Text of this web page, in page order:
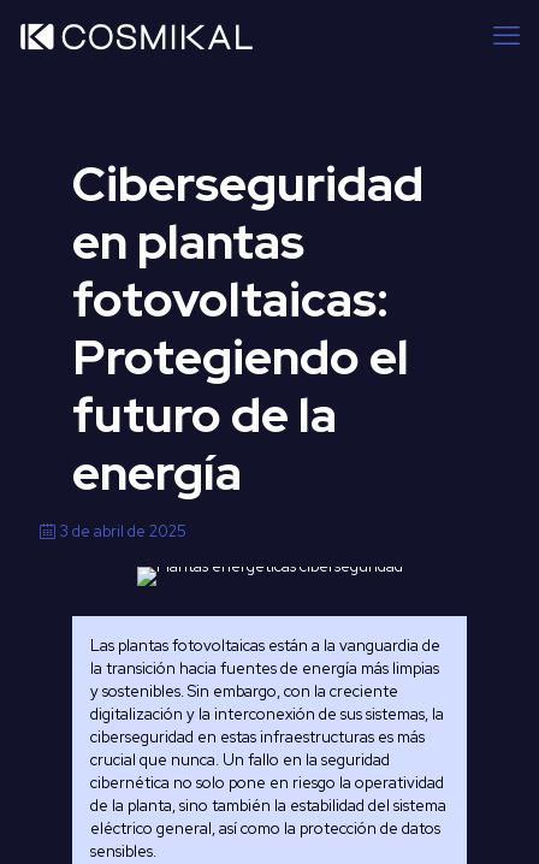
Ciberseguridad
en plantas
fotovoltaicas:
Protegiendo el
futuro de la
energía
3 de abril de 2025
Las plantas fotovoltaicas están a la vanguardia de
la transición hacia fuentes de energía más limpias
y sostenibles. Sin embargo, con la creciente
digitalización y la interconexión de sus sistemas, la
ciberseguridad en estas infraestructuras es más
crucial que nunca. Un fallo en la seguridad
cibernética no solo pone en riesgo la operatividad
de la planta, sino también la estabilidad del sistema
eléctrico general, así como la protección de datos
sensibles.